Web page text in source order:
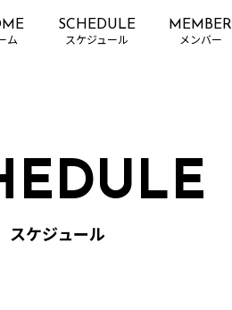
SCHEDULE MEMBER
スケジュール